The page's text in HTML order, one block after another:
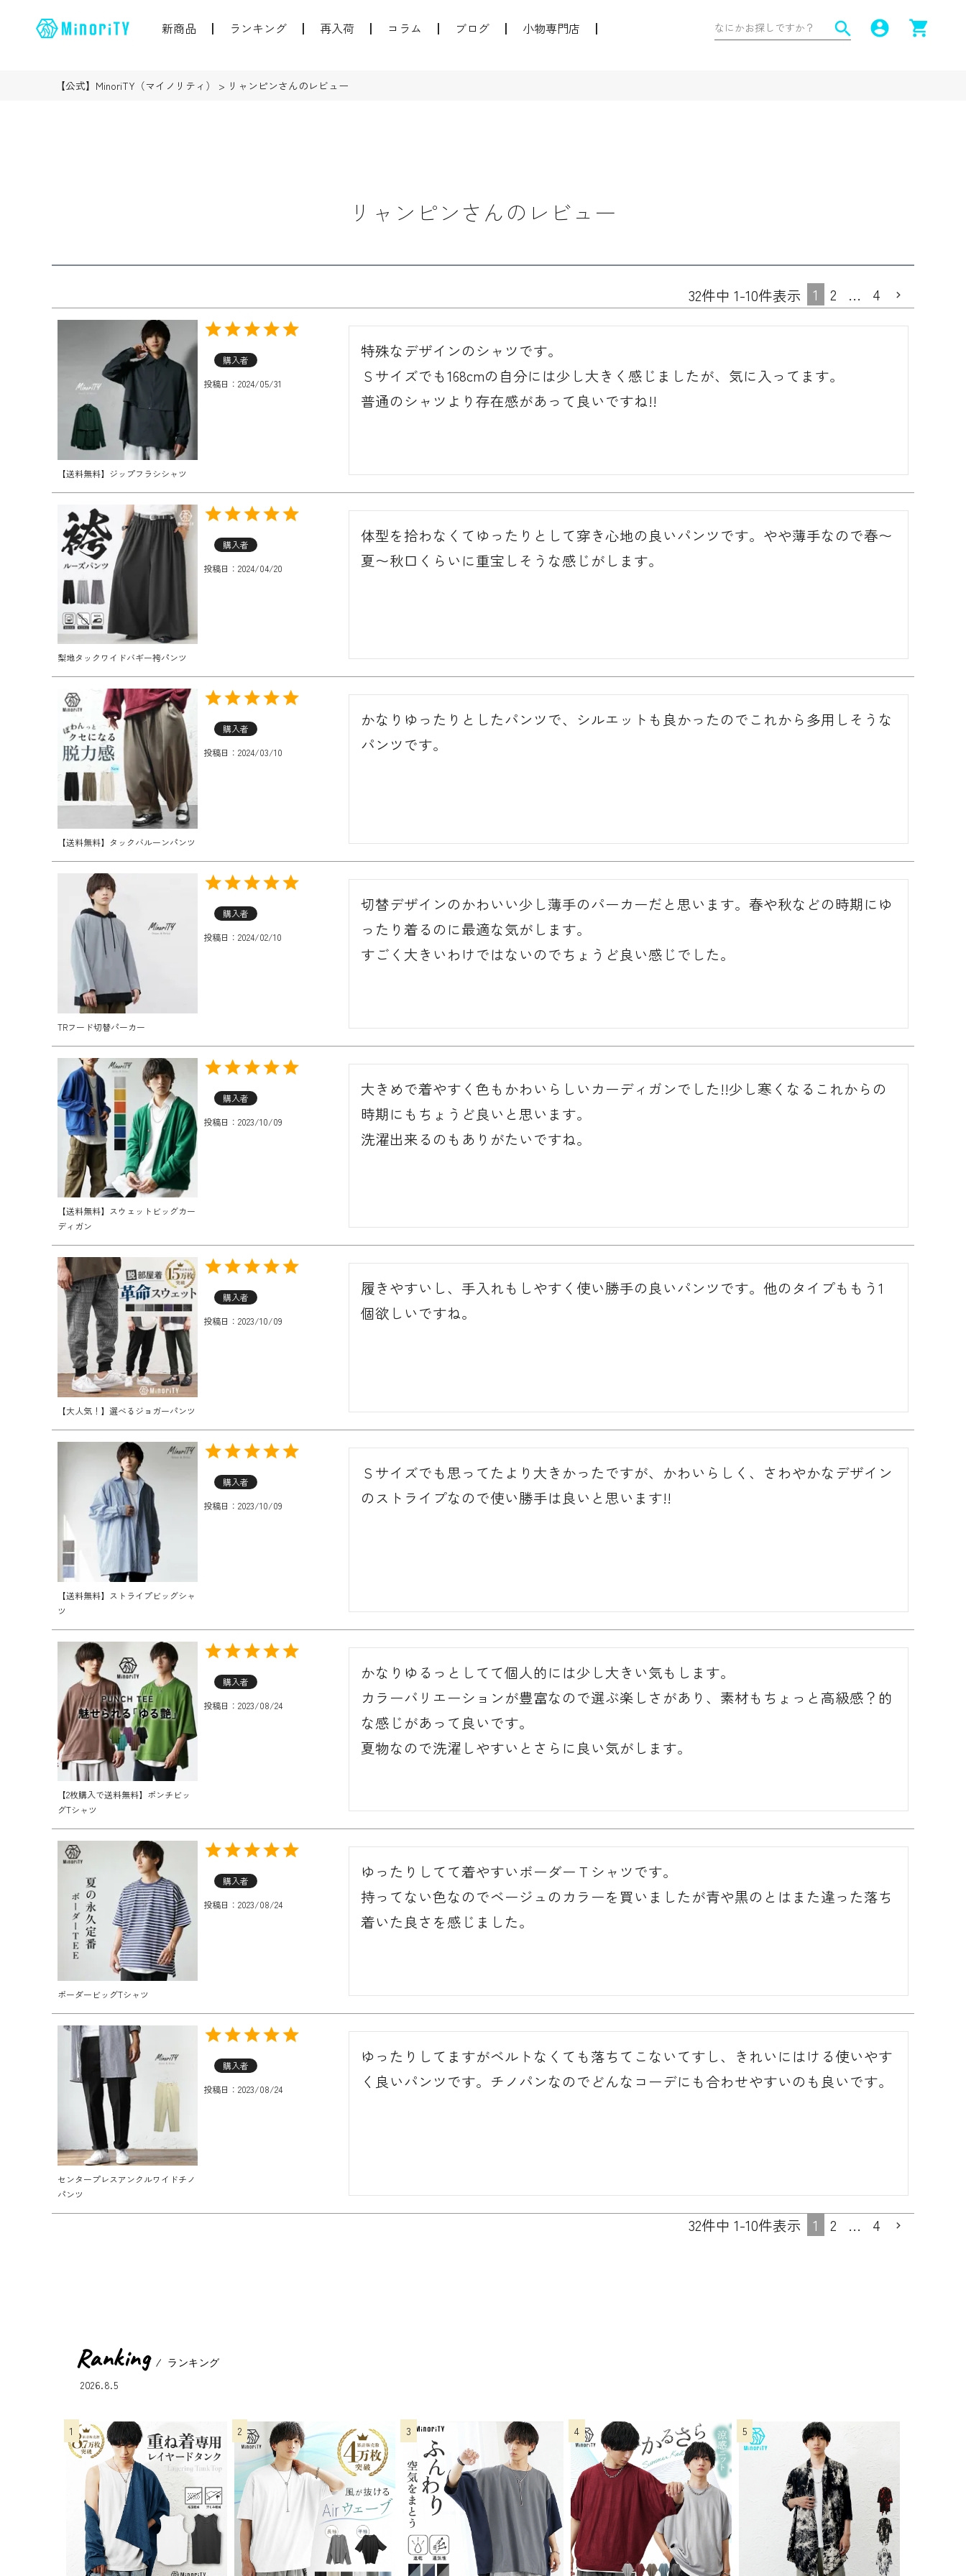
新商品 ランキング 再入荷 コラム ブログ 小物専門店 search account_circle shopping_cart
【公式】MinoriTY（マイノリティ） リャンピンさんのレビュー
リャンピンさんのレビュー
32件中 1-10件表示 1 2 … 4
【送料無料】ジップフラシシャツ
購入者
投稿日
2024/05/31
特殊なデザインのシャツです。
Ｓサイズでも168cmの自分には少し大きく感じましたが、気に入ってます。
普通のシャツより存在感があって良いですね!!
梨地タックワイドバギー袴パンツ
購入者
投稿日
2024/04/20
体型を拾わなくてゆったりとして穿き心地の良いパンツです。やや薄手なので春〜
夏〜秋口くらいに重宝しそうな感じがします。
【送料無料】タックバルーンパンツ
購入者
投稿日
2024/03/10
かなりゆったりとしたパンツで、シルエットも良かったのでこれから多用しそうな
パンツです。
TRフード切替パーカー
購入者
投稿日
2024/02/10
切替デザインのかわいい少し薄手のパーカーだと思います。春や秋などの時期にゆ
ったり着るのに最適な気がします。
すごく大きいわけではないのでちょうど良い感じでした。
【送料無料】スウェットビッグカー
ディガン
購入者
投稿日
2023/10/09
大きめで着やすく色もかわいらしいカーディガンでした!!少し寒くなるこれからの
時期にもちょうど良いと思います。
洗濯出来るのもありがたいですね。
【大人気！】選べるジョガーパンツ
購入者
投稿日
2023/10/09
履きやすいし、手入れもしやすく使い勝手の良いパンツです。他のタイプももう1
個欲しいですね。
【送料無料】ストライプビッグシャ
ツ
購入者
投稿日
2023/10/09
Ｓサイズでも思ってたより大きかったですが、かわいらしく、さわやかなデザイン
のストライプなので使い勝手は良いと思います!!
【2枚購入で送料無料】ポンチビッ
グTシャツ
購入者
投稿日
2023/08/24
かなりゆるっとしてて個人的には少し大きい気もします。
カラーバリエーションが豊富なので選ぶ楽しさがあり、素材もちょっと高級感？的
な感じがあって良いです。
夏物なので洗濯しやすいとさらに良い気がします。
ボーダービッグTシャツ
購入者
投稿日
2023/08/24
ゆったりしてて着やすいボーダーＴシャツです。
持ってない色なのでベージュのカラーを買いましたが青や黒のとはまた違った落ち
着いた良さを感じました。
センタープレスアンクルワイドチノ
パンツ
購入者
投稿日
2023/08/24
ゆったりしてますがベルトなくても落ちてこないてすし、きれいにはける使いやす
く良いパンツです。チノパンなのでどんなコーデにも合わせやすいのも良いです。
32件中 1-10件表示 1 2 … 4
Ranking ランキング
2026.8.5